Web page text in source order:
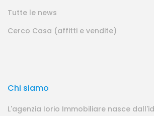
Tutte le news
Cerco Casa (affitti e vendite)
Chi siamo
L'agenzia Iorio Immobiliare nasce